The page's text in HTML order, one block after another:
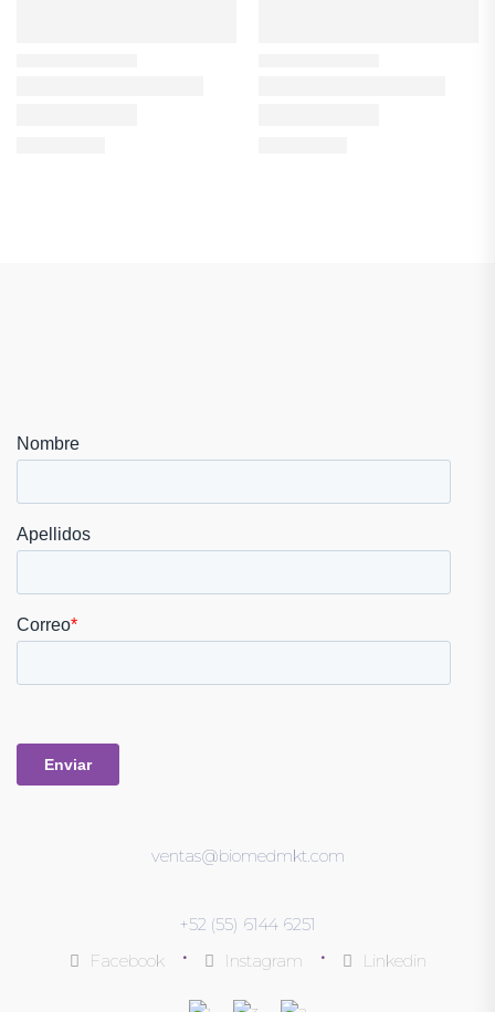
ventas@biomedmkt.com
+52 (55) 6144 6251
Facebook
• Instagram • Linkedin